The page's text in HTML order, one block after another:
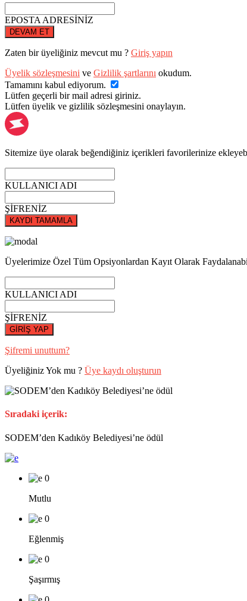
EPOSTA ADRESİNİZ
DEVAM ET
Zaten bir üyeliğiniz mevcut mu ? Giriş yapın
Üyelik sözleşmesini ve Gizlilik şartlarını okudum.
Tamamını kabul ediyorum.
Lütfen geçerli bir mail adresi giriniz.
Lütfen üyelik ve gizlilik sözleşmesini onaylayın.
Sitemize üye olarak beğendiğiniz içerikleri favorilerinize
KULLANICI ADI
ŞİFRENİZ
KAYDI TAMAMLA
Üyelerimize Özel Tüm Opsiyonlardan Kayıt Olarak
KULLANICI ADI
ŞİFRENİZ
GİRİŞ YAP
Şifremi unuttum?
Üyeliğiniz Yok mu ? Üye kaydı oluşturun
Sıradaki içerik:
SODEM’den Kadıköy Belediyesi’ne ödül
0
Mutlu
0
Eğlenmiş
0
Şaşırmış